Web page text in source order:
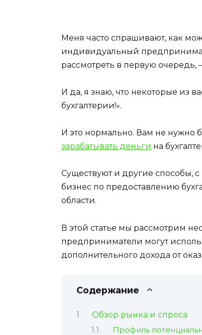
Меня часто спрашивают, как
индивидуальный
рассмотреть в первую очередь,
И да, я знаю, что некоторые из
бухгалтерии!».
И это нормально. Вам не нужно
зарабатывать деньги на
Существуют и другие способы,
бизнес по предоставлению
области.
В этой статье мы рассмотрим
предприниматели могут
дополнительного дохода от
Содержание
Обзор рынка и спроса
Профиль